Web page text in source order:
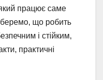
працює саме
що робить
і стійким,
практичні